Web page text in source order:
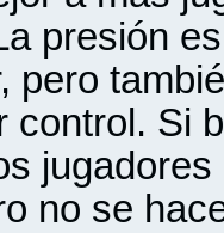
presión
pero
control. Si
no se